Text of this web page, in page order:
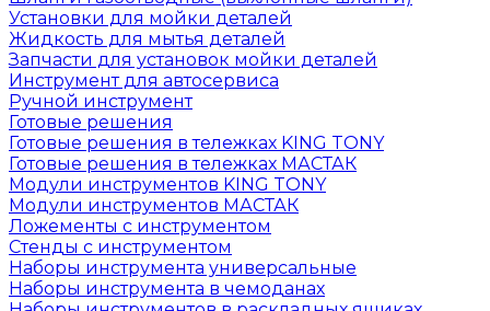
Установки для мойки деталей
Жидкость для мытья деталей
Запчасти для установок мойки деталей
Инструмент для автосервиса
Ручной инструмент
Готовые решения
Готовые решения в тележках KING TONY
Готовые решения в тележках МАСТАК
Модули инструментов KING TONY
Модули инструментов МАСТАК
Ложементы с инструментом
Стенды с инструментом
Наборы инструмента универсальные
Наборы инструмента в чемоданах